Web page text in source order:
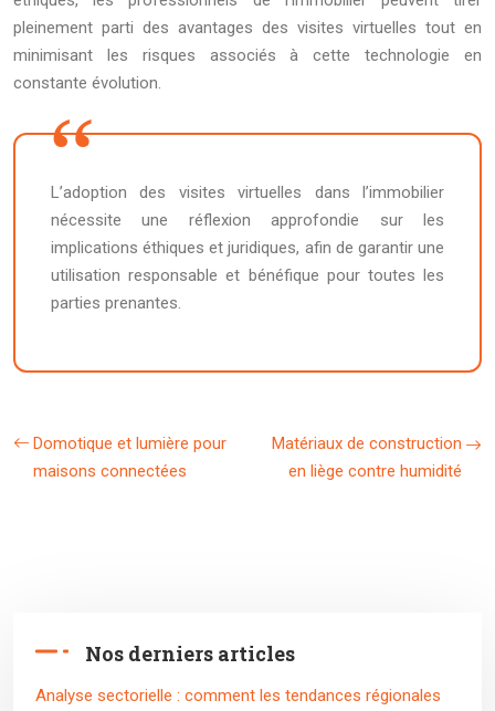
pleinement parti des avantages des visites virtuelles tout en
minimisant les risques associés à cette technologie en
constante évolution.
L’adoption des visites virtuelles dans l’immobilier
nécessite une réflexion approfondie sur les
implications éthiques et juridiques, afin de garantir une
utilisation responsable et bénéfique pour toutes les
parties prenantes.
Domotique et lumière pour
maisons connectées
Matériaux de construction
en liège contre humidité
Nos derniers articles
Analyse sectorielle : comment les tendances régionales